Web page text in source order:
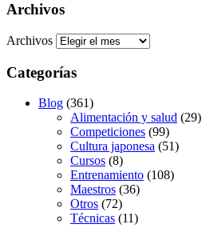
Archivos
Archivos
Categorías
Blog (361)
Alimentación y salud (29)
Competiciones (99)
Cultura japonesa (51)
Cursos (8)
Entrenamiento (108)
Maestros (36)
Otros (72)
Técnicas (11)